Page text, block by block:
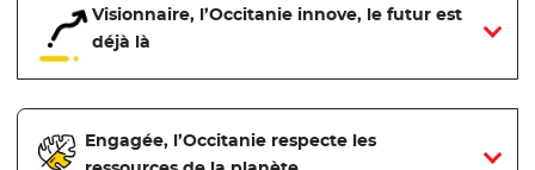
Visionnaire, l’Occitanie innove, le futur est
déjà là
Engagée, l’Occitanie respecte les